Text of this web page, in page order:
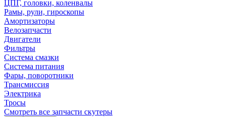
ЦПГ, головки, коленвалы
Рамы, рули, гироскопы
Амортизаторы
Велозапчасти
Двигатели
Фильтры
Система смазки
Система питания
Фары, поворотники
Трансмиссия
Электрика
Тросы
Смотреть все запчасти скутеры